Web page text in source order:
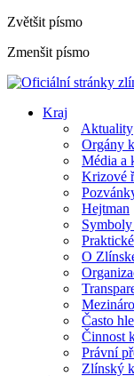
Zvětšit písmo
Zmenšit písmo
Kraj
Aktuality
Orgány
Média a
Krizové
Hejtman
O
Často
Činnost
Právní
Zlínský